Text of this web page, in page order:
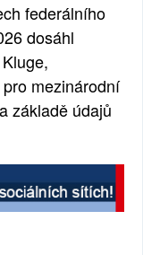
federálního
dosáhl
mezinárodní
základě údajů